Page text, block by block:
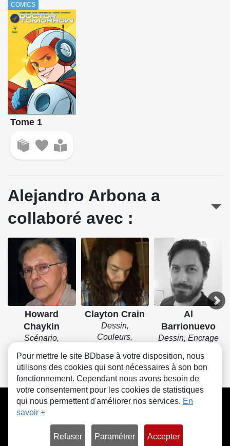
COMICS
Tome 1
Alejandro Arbona a
collaboré avec :
Howard
Chaykin
Scénario,
Clayton Crain
Dessin,
Couleurs,
Al
Barrionuevo
Dessin, Encrage
CGU FAQ Contact Cookies
Pour mettre le site BDbase à votre disposition, nous
utilisons des cookies qui sont nécessaires à son bon
fonctionnement. Cependant nous avons besoin de
votre consentement pour les cookies de statistiques
qui nous permettent d'améliorer nos services. En
savoir +
Refuser Paramétrer Accepter